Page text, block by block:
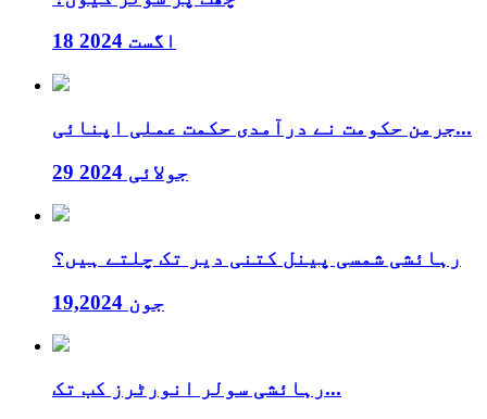
18 اگست 2024
جرمن حکومت نے درآمدی حکمت عملی اپنائی...
29 جولائی 2024
رہائشی شمسی پینل کتنی دیر تک چلتے ہیں؟
جون 19,2024
رہائشی سولر انورٹرز کب تک...